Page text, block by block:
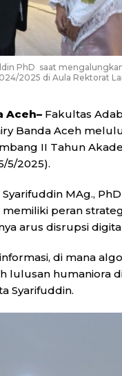
PhD saat
2025 di Aula Rektorat
Aceh– Fakultas
Banda Aceh
II Tahun
5/2025).
Syarifuddin MAg.,
peran
arus disrupsi
di mana
lulusan humaniora
Syarifuddin.